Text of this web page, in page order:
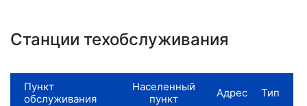
Станции техобслуживания
Пункт
обслуживания
Населенный
пункт
Адрес Тип